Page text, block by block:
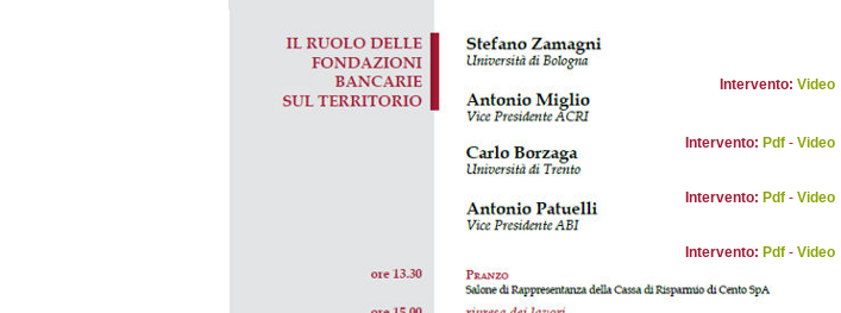
Intervento: Video
Intervento: Pdf - Video
Intervento: Pdf - Video
Intervento: Pdf - Video